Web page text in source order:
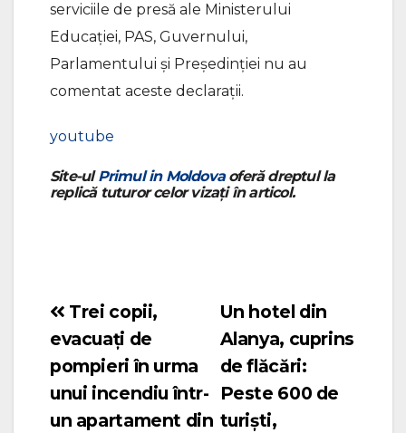
serviciile de presă ale Ministerului
Educației, PAS, Guvernului,
Parlamentului și Președinției nu au
comentat aceste declarații.
youtube
Site-ulPrimul in Moldovaoferă dreptul la
replică tuturor celor vizați în articol.
Navigare
în
articole
Un hotel din
Alanya, cuprins
de flăcări:
Peste 600 de
turiști,
Trei copii,
evacuați de
pompieri în urma
unui incendiu într-
un apartament din